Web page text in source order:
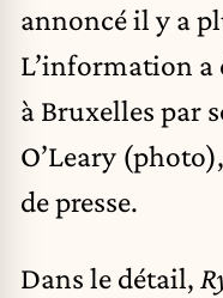
annoncé il y a
L’information a
à Bruxelles par
O’Leary
de presse.
Dans le détail,